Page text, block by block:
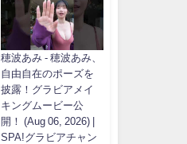
穂波あみ - 穂波あみ、
自由自在のポーズを
披露！グラビアメイ
キングムービー公
開！ (Aug 06, 2026) |
SPA!グラビアチャン